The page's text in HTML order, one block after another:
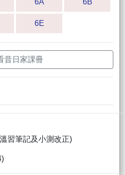
6A 6B
6E
昔日家課冊
習筆記及小測改正)